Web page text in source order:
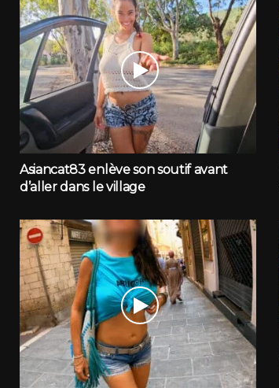
Asiancat83 enlève son soutif avant
d’aller dans le village